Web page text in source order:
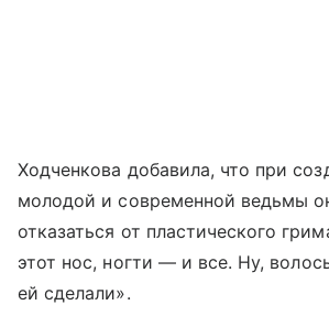
Ходченкова добавила, что при
молодой и современной ведьмы
отказаться от пластического
этот нос, ногти — и все. Ну,
ей сделали».